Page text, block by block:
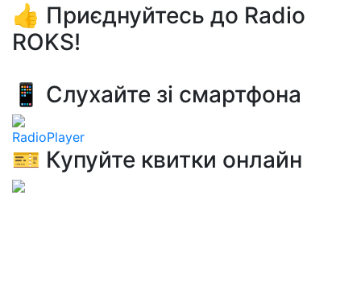
👍 Приєднуйтесь до Radio
ROKS!
📱 Слухайте зі смартфона
RadioPlayer
🎫 Купуйте квитки онлайн